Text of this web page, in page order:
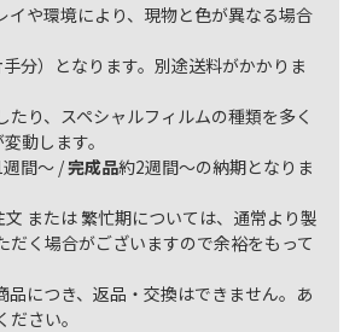
イや環境により、現物と色が異なる場合
分）となります。別途送料がかかりま
たり、スペシャルフィルムの種類を多く
動します。
間～ /完成品約2週間～の納期となりま
または 繁忙期については、通常より製
だく場合がございますので余裕をもって
品につき、返品・交換はできません。あ
さい。